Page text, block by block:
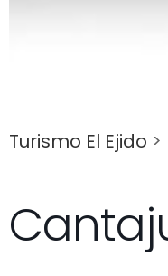
Turismo El Ejido >